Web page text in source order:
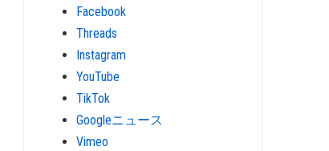
Facebook
Threads
Instagram
YouTube
TikTok
Googleニュース
Vimeo